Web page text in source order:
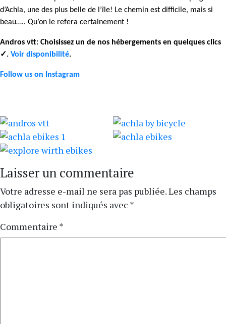
d’Achla, une des plus belle de l’île! Le chemin est difficile, mais si
beau….. Qu’on le refera certainement !
Andros vtt: Choisissez un de nos hébergements en quelques clics
✓. Voir disponibilité.
Follow us on Instagram
Laisser un commentaire
Votre adresse e-mail ne sera pas publiée.Les champs
obligatoires sont indiqués avec *
Commentaire *